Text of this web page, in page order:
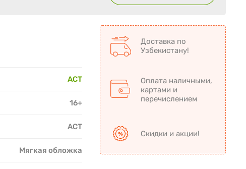
АСТ
16+
АСТ
Мягкая обложка
Доставка по
Узбекистану!
Оплата наличными,
картами и
перечислением
Скидки и акции!